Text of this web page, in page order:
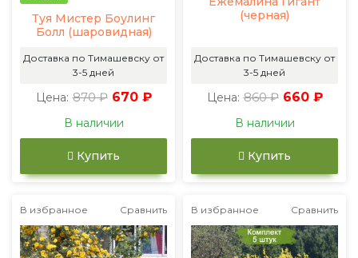
Туя Мистер Боулинг
Болл (шаровидная)
Доставка по Тимашевску от
3-5 дней
Цена: 870 ₽ 670 ₽
В наличии
Купить
(черная)
Доставка по Тимашевску от
3-5 дней
Цена: 860 ₽ 660 ₽
В наличии
Купить
В избранное Сравнить В избранное Сравнить